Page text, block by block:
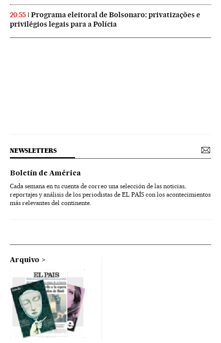
20:55
Programa eleitoral de Bolsonaro: privatizações e
privilégios legais para a Polícia
NEWSLETTERS
Boletín de América
Cada semana en tu cuenta de correo una selección de las noticias,
reportajes y análisis de los periodistas de EL PAÍS con los acontecimientos
más relevantes del continente.
Arquivo